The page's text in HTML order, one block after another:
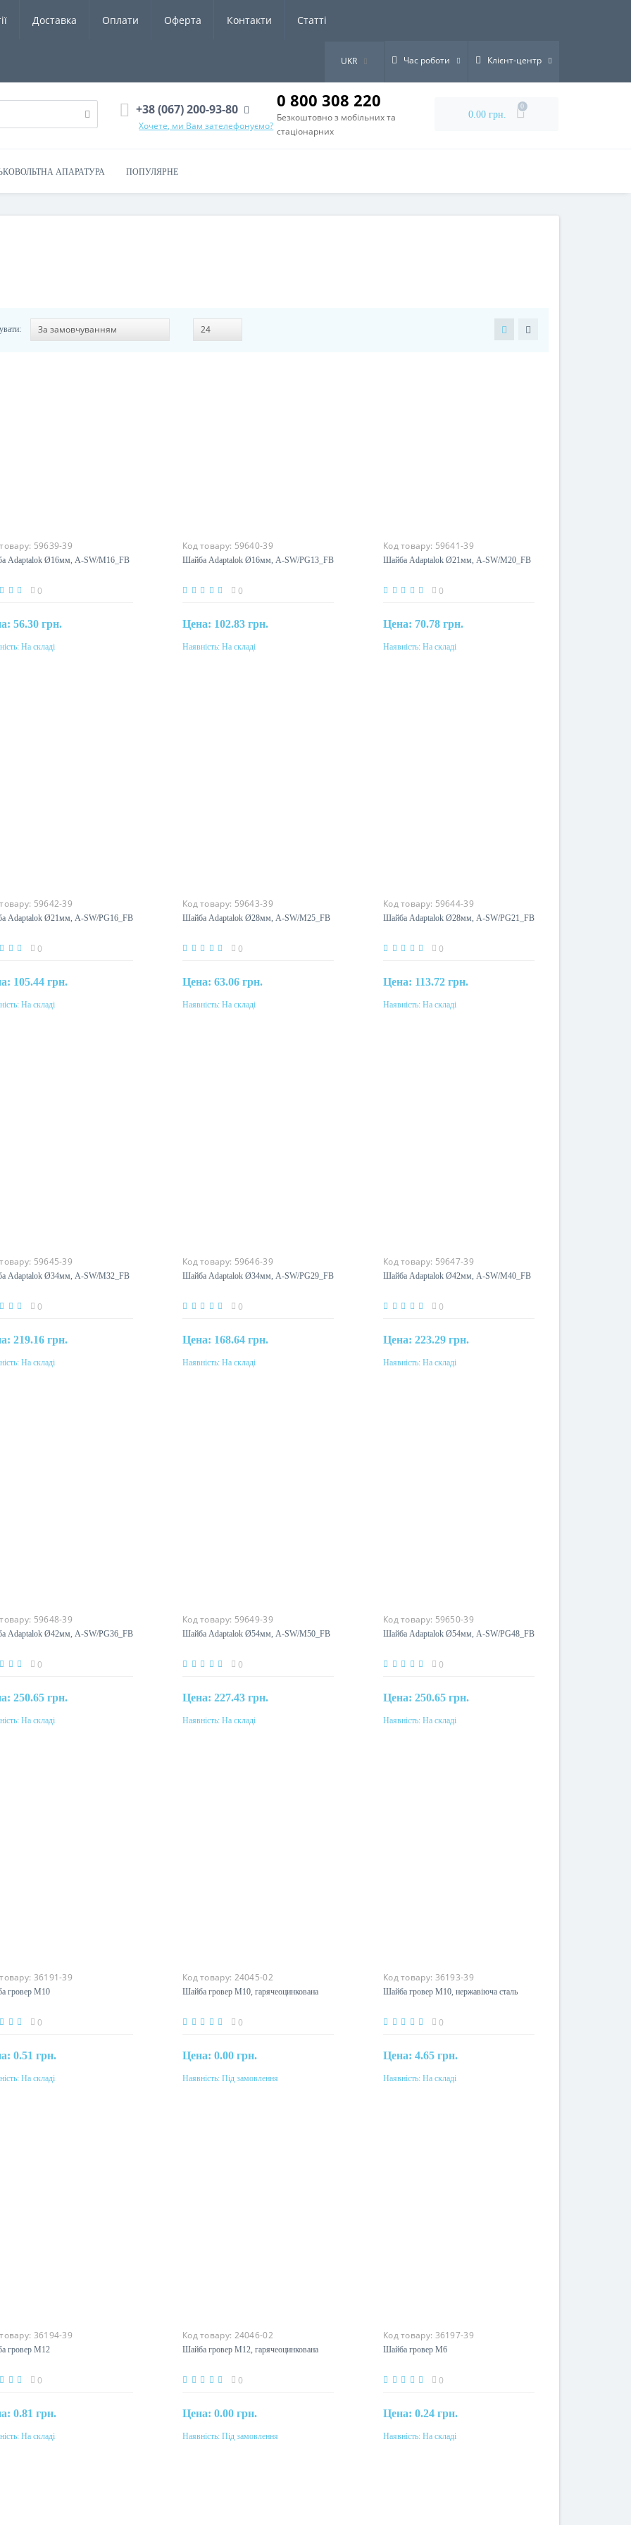
Доставка Оплати Оферта Контакти Статті
UKR Час роботи Клієнт-центр
+38 (067) 200-93-80
Хочете, ми Вам зателефонуємо?
0 800 308 220
Безкоштовно з мобільних та
стаціонарних
0.00 грн.
0
АПАРАТУРА ПОПУЛЯРНЕ
59639-39
Adaptalok Ø16мм, A-SW/M16_FB
0
56.30 грн.
КупитиНа складі
Код товару: 59640-39
Шайба Adaptalok Ø16мм, A-SW/PG13_FB
0
Цена:102.83 грн.
Купити
Наявність: На складі
Код товару: 59641-39
Шайба Adaptalok Ø21мм, A-SW/M20_FB
0
Цена:70.78 грн.
Купити
Наявність: На складі
59642-39
Adaptalok Ø21мм, A-SW/PG16_FB
0
105.44 грн.
КупитиНа складі
Код товару: 59643-39
Шайба Adaptalok Ø28мм, A-SW/M25_FB
0
Цена:63.06 грн.
Купити
Наявність: На складі
Код товару: 59644-39
Шайба Adaptalok Ø28мм, A-SW/PG21_FB
0
Цена:113.72 грн.
Купити
Наявність: На складі
59645-39
Adaptalok Ø34мм, A-SW/M32_FB
0
219.16 грн.
КупитиНа складі
Код товару: 59646-39
Шайба Adaptalok Ø34мм, A-SW/PG29_FB
0
Цена:168.64 грн.
Купити
Наявність: На складі
Код товару: 59647-39
Шайба Adaptalok Ø42мм, A-SW/M40_FB
0
Цена:223.29 грн.
Купити
Наявність: На складі
59648-39
Adaptalok Ø42мм, A-SW/PG36_FB
0
250.65 грн.
КупитиНа складі
Код товару: 59649-39
Шайба Adaptalok Ø54мм, A-SW/M50_FB
0
Цена:227.43 грн.
Купити
Наявність: На складі
Код товару: 59650-39
Шайба Adaptalok Ø54мм, A-SW/PG48_FB
0
Цена:250.65 грн.
Купити
Наявність: На складі
36191-39
гровер М10
0
0.51 грн.
КупитиНа складі
Код товару: 24045-02
Шайба гровер М10, гарячеоцинкована
0
Цена:0.00 грн.
Під замовлення
Наявність: Під замовлення
Код товару: 36193-39
Шайба гровер М10, нержавіюча сталь
0
Цена:4.65 грн.
Купити
Наявність: На складі
36194-39
гровер М12
0
0.81 грн.
КупитиНа складі
Код товару: 24046-02
Шайба гровер М12, гарячеоцинкована
0
Цена:0.00 грн.
Під замовлення
Наявність: Під замовлення
Код товару: 36197-39
Шайба гровер М6
0
Цена:0.24 грн.
Купити
Наявність: На складі